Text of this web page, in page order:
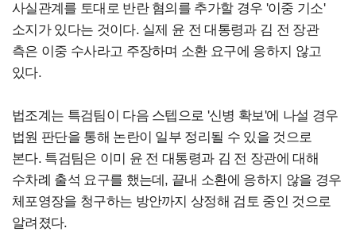
사실관계를 토대로 반란 혐의를 추가할 경우 '이중 기소'
소지가 있다는 것이다. 실제 윤 전 대통령과 김 전 장관
측은 이중 수사라고 주장하며 소환 요구에 응하지 않고
있다.
법조계는 특검팀이 다음 스텝으로 '신병 확보'에 나설 경우
법원 판단을 통해 논란이 일부 정리될 수 있을 것으로
본다. 특검팀은 이미 윤 전 대통령과 김 전 장관에 대해
수차례 출석 요구를 했는데, 끝내 소환에 응하지 않을 경우
체포영장을 청구하는 방안까지 상정해 검토 중인 것으로
알려졌다.